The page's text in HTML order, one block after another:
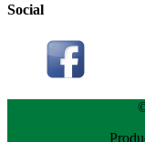
Social